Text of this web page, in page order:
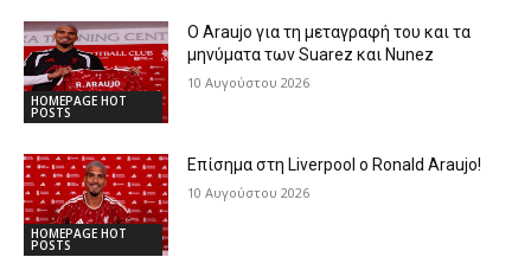
HOMEPAGE HOT
POSTS
Ο Araujo για τη μεταγραφή του και τα
μηνύματα των Suarez και Nunez
10 Αυγούστου 2026
HOMEPAGE HOT
POSTS
Επίσημα στη Liverpool ο Ronald Araujo!
10 Αυγούστου 2026